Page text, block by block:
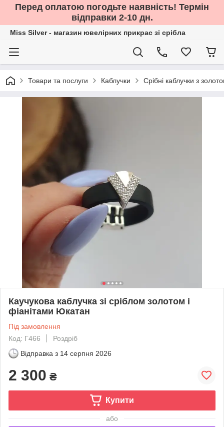
Перед оплатою погодьте наявність! Термін
відправки 2-10 дн.
Miss Silver - магазин ювелірних прикрас зі срібла
Товари та послуги Каблучки Срібні каблучки з
Каучукова каблучка зі сріблом золотом і
фіанітами Юкатан
Під замовлення
Код: Г466
Роздріб
Відправка з 14 серпня 2026
2 300 ₴
Купити
або